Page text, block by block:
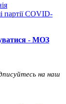
партії COVID-
- МОЗ
на наш